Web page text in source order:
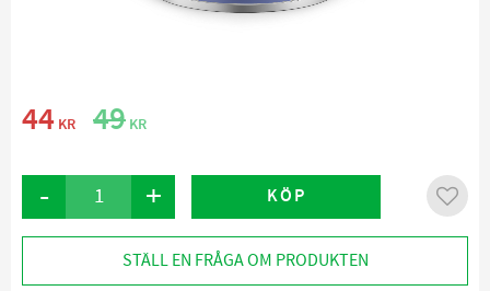
Nedsatt pris:
44 KR Ordinarie pris:
49 KR
+
- KÖP Lägg
STÄLL EN FRÅGA OM PRODUKTEN